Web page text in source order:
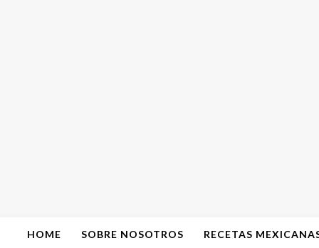
HOME SOBRE NOSOTROS RECETAS